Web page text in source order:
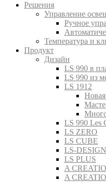
Решения
Управление
Ручное
Температура и
Продукт
Дизайн
LS 990 в
LS 990 из
LS 1912
LS 990 Les
LS ZERO
LS CUBE
LS-DESIGN
LS PLUS
A
A